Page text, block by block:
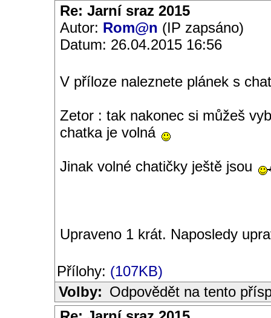
Re: Jarní sraz 2015
Autor: Rom@n (IP zapsáno)
Datum: 26.04.2015 16:56
V příloze naleznete plánek s
Zetor : tak nakonec si můžeš
chatka je volná
Jinak volné chatičky ještě jsou
Upraveno 1 krát. Naposledy
Přílohy: (107KB)
Volby: Odpovědět na tento